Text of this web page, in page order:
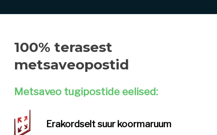
100% terasest
metsaveopostid
Metsaveo tugipostide eelised:
Erakordseltsuur koormaruum